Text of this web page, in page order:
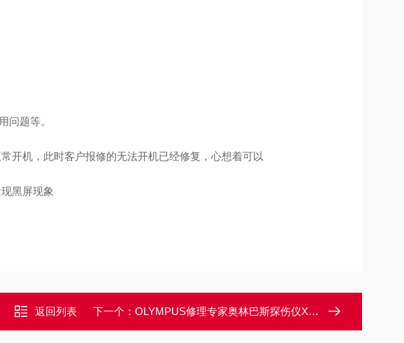
问题等。
开机，此时客户报修的无法开机已经修复，心想着可以
黑屏现象
返回列表 下一个： OLYMPUS修理专家奥林巴斯探伤仪X3开机启动没反应故障维修